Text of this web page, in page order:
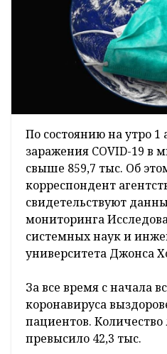
По состоянию на утро 1
заражения COVID-19 в
свыше 859,7 тыс. Об
корреспондент
свидетельствуют
мониторинга
системных наук и
университета Джонса
За все время с начала
коронавируса
пациентов.
превысило 42,3 тыс.